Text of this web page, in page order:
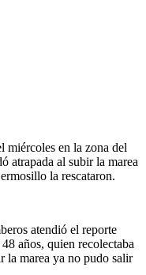
miércoles en la zona del
atrapada al subir la marea
la rescataron.
atendió el reporte
años, quien recolectaba
la marea ya no pudo salir